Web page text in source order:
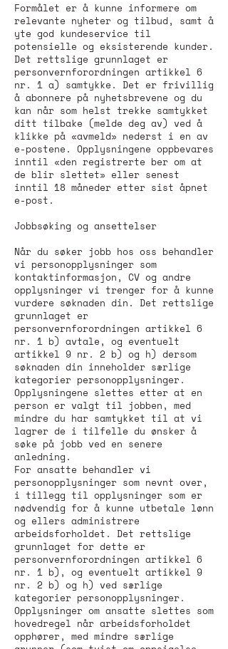
Formålet er å kunne informere om
relevante nyheter og tilbud, samt å
yte god kundeservice til
potensielle og eksisterende kunder.
Det rettslige grunnlaget er
personvernforordningen artikkel 6
nr. 1 a) samtykke. Det er frivillig
å abonnere på nyhetsbrevene og du
kan når som helst trekke samtykket
ditt tilbake (melde deg av) ved å
klikke på «avmeld» nederst i en av
e-postene. Opplysningene oppbevares
inntil «den registrerte ber om at
de blir slettet» eller senest
inntil 18 måneder etter sist åpnet
e-post.
Jobbsøking og ansettelser
Når du søker jobb hos oss behandler
vi personopplysninger som
kontaktinformasjon, CV og andre
opplysninger vi trenger for å kunne
vurdere søknaden din. Det rettslige
grunnlaget er
personvernforordningen artikkel 6
nr. 1 b) avtale, og eventuelt
artikkel 9 nr. 2 b) og h) dersom
søknaden din inneholder særlige
kategorier personopplysninger.
Opplysningene slettes etter at en
person er valgt til jobben, med
mindre du har samtykket til at vi
lagrer de i tilfelle du ønsker å
søke på jobb ved en senere
anledning.
For ansatte behandler vi
personopplysninger som nevnt over,
i tillegg til opplysninger som er
nødvendig for å kunne utbetale lønn
og ellers administrere
arbeidsforholdet. Det rettslige
grunnlaget for dette er
personvernforordningen artikkel 6
nr. 1 b), og eventuelt artikkel 9
nr. 2 b) og h) ved særlige
kategorier personopplysninger.
Opplysninger om ansatte slettes som
hovedregel når arbeidsforholdet
opphører, med mindre særlige